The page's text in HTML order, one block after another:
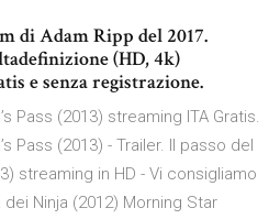
di Adam Ripp del 2017.
(HD, 4k)
e senza registrazione.
Pass (2013) streaming ITA Gratis.
Pass (2013) - Trailer. Il passo del
streaming in HD - Vi consigliamo
Ninja (2012) Morning Star